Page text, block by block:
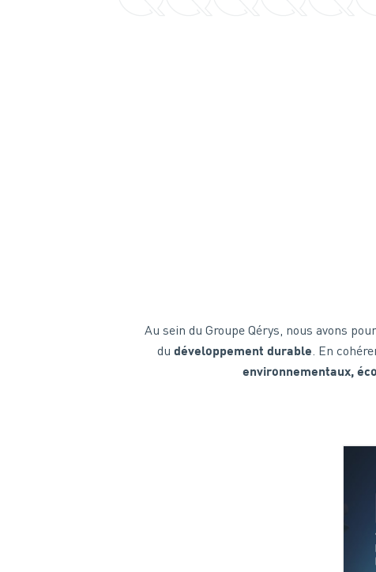
Au sein du Groupe Qérys, nous avons
du développement durable. En
environnementaux,